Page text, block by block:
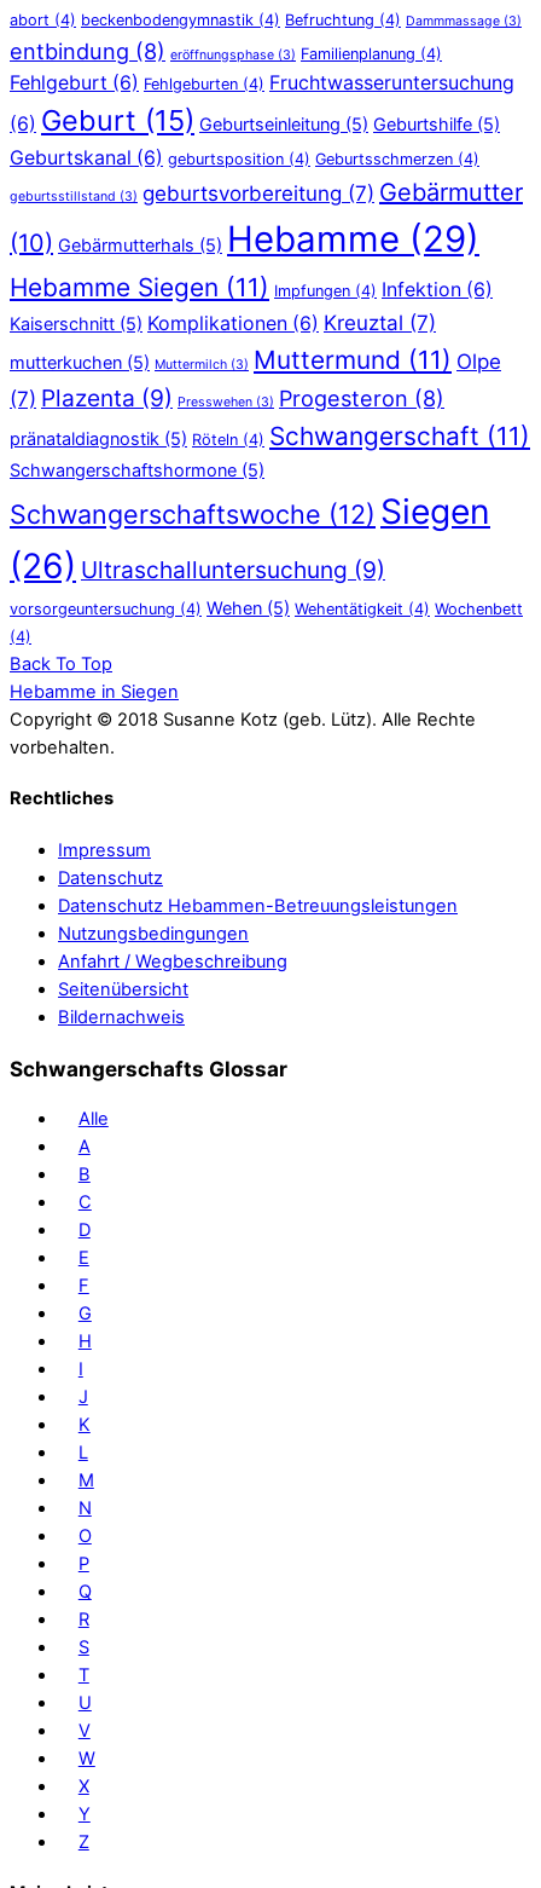
abort (4) beckenbodengymnastik (4) Befruchtung (4) Dammmassage (3)
entbindung (8) eröffnungsphase (3) Familienplanung (4)
Fehlgeburt (6) Fehlgeburten (4) Fruchtwasseruntersuchung
(6) Geburt (15) Geburtseinleitung (5) Geburtshilfe (5)
Geburtskanal (6) geburtsposition (4) Geburtsschmerzen (4)
geburtsstillstand (3) geburtsvorbereitung (7) Gebärmutter
(10) Gebärmutterhals (5) Hebamme (29)
Hebamme Siegen (11) Impfungen (4) Infektion (6)
Kaiserschnitt (5) Komplikationen (6) Kreuztal (7)
mutterkuchen (5) Muttermilch (3) Muttermund (11) Olpe
(7) Plazenta (9) Presswehen (3) Progesteron (8)
pränataldiagnostik (5) Röteln (4) Schwangerschaft (11)
Schwangerschaftshormone (5)
Schwangerschaftswoche (12) Siegen
(26) Ultraschalluntersuchung (9)
vorsorgeuntersuchung (4) Wehen (5) Wehentätigkeit (4) Wochenbett
(4)
Back To Top
Hebamme in Siegen
Copyright © 2018 Susanne Kotz (geb. Lütz). Alle Rechte
vorbehalten.
Rechtliches
Impressum
Datenschutz
Datenschutz Hebammen-Betreuungsleistungen
Nutzungsbedingungen
Anfahrt / Wegbeschreibung
Seitenübersicht
Bildernachweis
Schwangerschafts Glossar
Alle
A
B
C
D
E
F
G
H
I
J
K
L
M
N
O
P
Q
R
S
T
U
V
W
X
Y
Z